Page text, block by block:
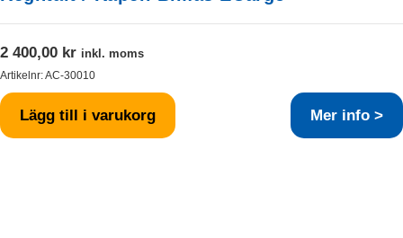
2 400,00 kr inkl. moms
Artikelnr:AC-30010
Lägg till i varukorg Mer info >